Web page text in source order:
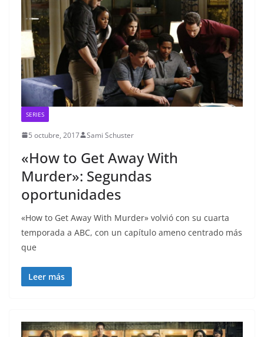
SERIES
5 octubre, 2017 Sami Schuster
«How to Get Away With
Murder»: Segundas
oportunidades
«How to Get Away With Murder» volvió con su cuarta
temporada a ABC, con un capítulo ameno centrado más
que
Leer más